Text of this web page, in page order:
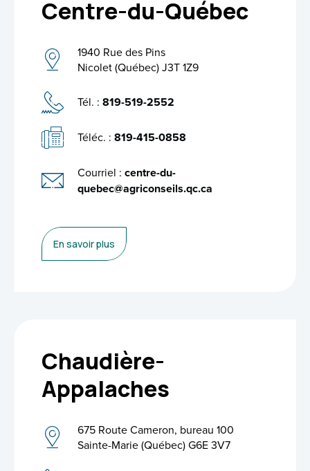
Centre-du-Québec
1940 Rue des Pins
Nicolet (Québec) J3T 1Z9
Tél. : 819-519-2552
Téléc. : 819-415-0858
Courriel : centre-du-
quebec@agriconseils.qc.ca
En savoir plus
Chaudière-
Appalaches
675 Route Cameron, bureau 100
Sainte-Marie (Québec) G6E 3V7